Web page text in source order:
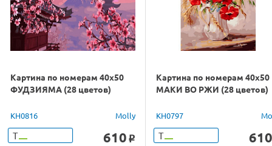
Картина по номерам 40х50
ФУДЗИЯМА (28 цветов)
KH0816 Molly
Т 610 o
Картина по номерам 40х50
МАКИ ВО РЖИ (28 цветов)
KH0797
Т 610